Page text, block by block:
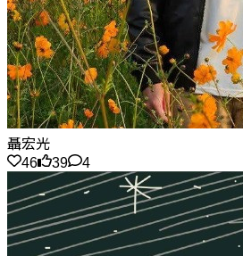
聶宏光
46
39 4